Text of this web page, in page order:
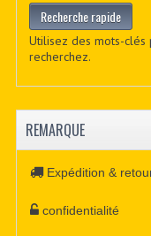
Utilisez des mots-
recherchez.
REMARQUE
Expédition &
confidentialité